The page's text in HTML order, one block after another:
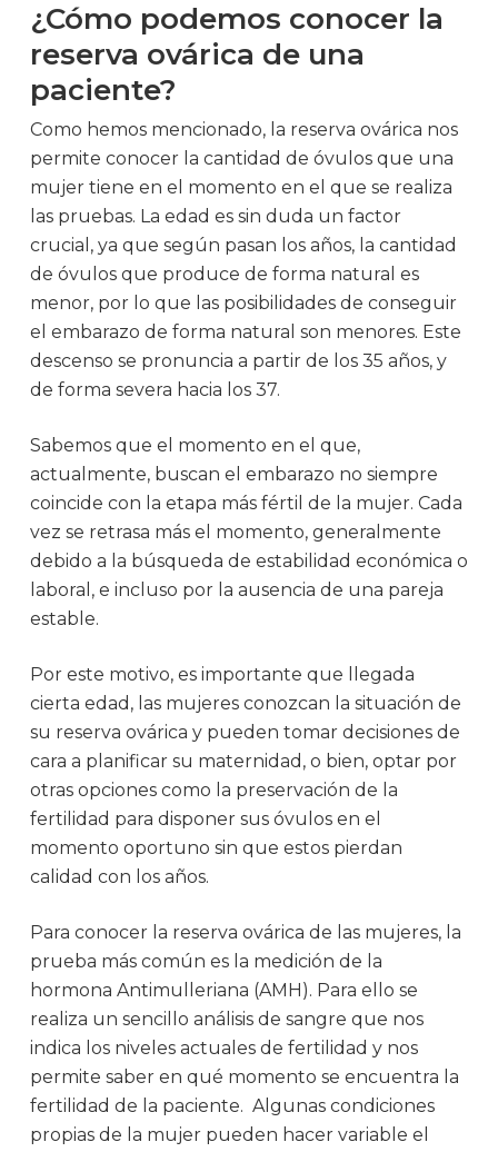
¿Cómo podemos conocer la
reserva ovárica de una
paciente?
Como hemos mencionado, la reserva ovárica nos
permite conocer la cantidad de óvulos que una
mujer tiene en el momento en el que se realiza
las pruebas. La edad es sin duda un factor
crucial, ya que según pasan los años, la cantidad
de óvulos que produce de forma natural es
menor, por lo que las posibilidades de conseguir
el embarazo de forma natural son menores. Este
descenso se pronuncia a partir de los 35 años, y
de forma severa hacia los 37.
Sabemos que el momento en el que,
actualmente, buscan el embarazo no siempre
coincide con la etapa más fértil de la mujer. Cada
vez se retrasa más el momento, generalmente
debido a la búsqueda de estabilidad económica o
laboral, e incluso por la ausencia de una pareja
estable.
Por este motivo, es importante que llegada
cierta edad, las mujeres conozcan la situación de
su reserva ovárica y pueden tomar decisiones de
cara a planificar su maternidad, o bien, optar por
otras opciones como la preservación de la
fertilidad para disponer sus óvulos en el
momento oportuno sin que estos pierdan
calidad con los años.
Para conocer la reserva ovárica de las mujeres, la
prueba más común es la medición de la
hormona Antimulleriana (AMH). Para ello se
realiza un sencillo análisis de sangre que nos
indica los niveles actuales de fertilidad y nos
permite saber en qué momento se encuentra la
fertilidad de la paciente. Algunas condiciones
propias de la mujer pueden hacer variable el